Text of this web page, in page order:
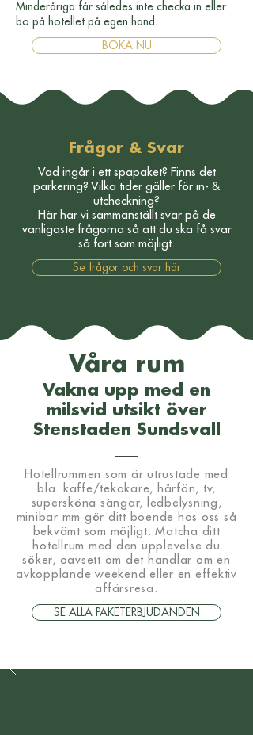
Minderåriga får således inte checka in eller
bo på hotellet på egen hand.
BOKA NU
Frågor & Svar
Vad ingår i ett spapaket? Finns det
parkering? Vilka tider gäller för in- &
utcheckning?
Här har vi sammanställt svar på de
vanligaste frågorna så att du ska få svar
så fort som möjligt.
Se frågor och svar här
Våra rum
Vakna upp med en
milsvid utsikt över
Stenstaden Sundsvall
Hotellrummen som är utrustade med
bla. kaffe/tekokare, hårfön, tv,
supersköna sängar, ledbelysning,
minibar mm gör ditt boende hos oss så
bekvämt som möjligt. Matcha ditt
hotellrum med den upplevelse du
söker, oavsett om det handlar om en
avkopplande weekend eller en effektiv
affärsresa.
SE ALLA PAKETERBJUDANDEN